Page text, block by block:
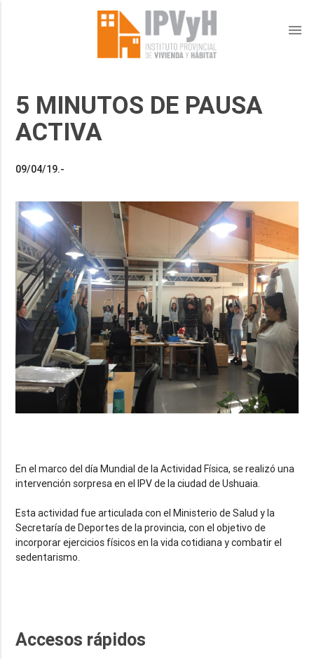
menu
5 MINUTOS DE PAUSA
ACTIVA
09/04/19.-
En el marco del día Mundial de la Actividad Física, se realizó una
intervención sorpresa en el IPV de la ciudad de Ushuaia.
Esta actividad fue articulada con el Ministerio de Salud y la
Secretaría de Deportes de la provincia, con el objetivo de
incorporar ejercicios físicos en la vida cotidiana y combatir el
sedentarismo.
Accesos rápidos